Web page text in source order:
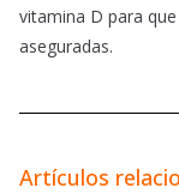
vitamina D para
aseguradas.
Artículos